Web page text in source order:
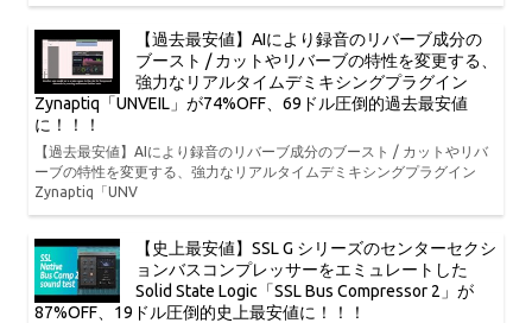
【過去最安値】AIにより録音のリバーブ成分の
ブースト / カットやリバーブの特性を変更する、
強力なリアルタイムデミキシングプラグイン
Zynaptiq「UNVEIL」が74%OFF、69ドル圧倒的過去最安値
に！！！
【過去最安値】AIにより録音のリバーブ成分のブースト / カットやリバ
ーブの特性を変更する、強力なリアルタイムデミキシングプラグイン
Zynaptiq「UNV
【史上最安値】SSL G シリーズのセンターセクシ
ョンバスコンプレッサーをエミュレートした
Solid State Logic「SSL Bus Compressor 2」が
87%OFF、19ドル圧倒的史上最安値に！！！